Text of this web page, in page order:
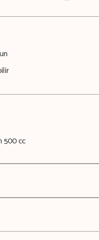
500 cc